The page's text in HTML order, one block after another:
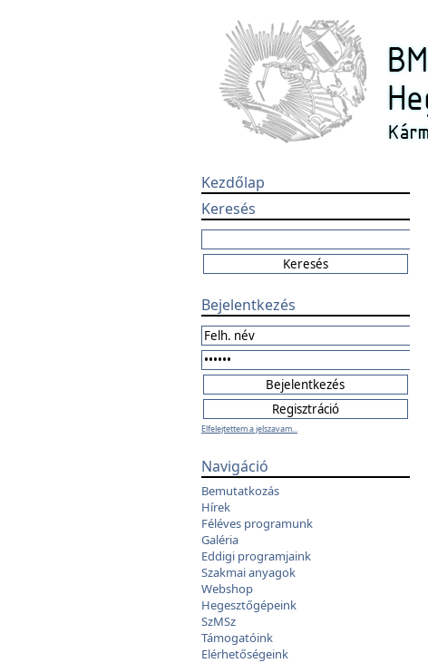
Kezdőlap
Keresés
Bejelentkezés
Elfelejtettem a jelszavam...
Navigáció
Bemutatkozás
Hírek
Féléves programunk
Galéria
Eddigi programjaink
Szakmai anyagok
Webshop
Hegesztőgépeink
SzMSz
Támogatóink
Elérhetőségeink